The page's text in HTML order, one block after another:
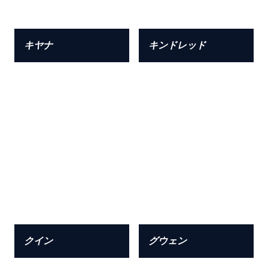
キヤナ キンドレッド
クイン グウェン